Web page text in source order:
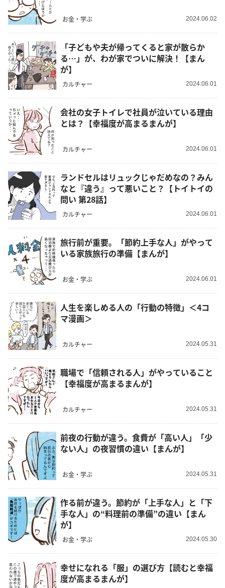
お金・学ぶ 2024.06.02
「子どもや夫が帰ってくると家が散らか
る…」が、わが家でついに解決！【まん
が】
カルチャー 2024.06.01
会社の女子トイレで社員が泣いている理由
とは？【幸福度が高まるまんが】
カルチャー 2024.06.01
ランドセルはリュックじゃだめなの？みん
なと『違う』って悪いこと？【トイトイの
問い 第28話】
カルチャー 2024.06.01
旅行前が重要。「節約上手な人」がやって
いる家族旅行の準備【まんが】
お金・学ぶ 2024.06.01
人生を楽しめる人の「行動の特徴」＜4コ
マ漫画＞
カルチャー 2024.05.31
職場で「信頼される人」がやっていること
【幸福度が高まるまんが】
カルチャー 2024.05.31
前夜の行動が違う。食費が「高い人」「少
ない人」の夜習慣の違い【まんが】
お金・学ぶ 2024.05.31
作る前が違う。節約が「上手な人」と「下
手な人」の“料理前の準備”の違い【まん
が】
お金・学ぶ 2024.05.30
幸せになれる「服」の選び方【読むと幸福
度が高まるまんが】